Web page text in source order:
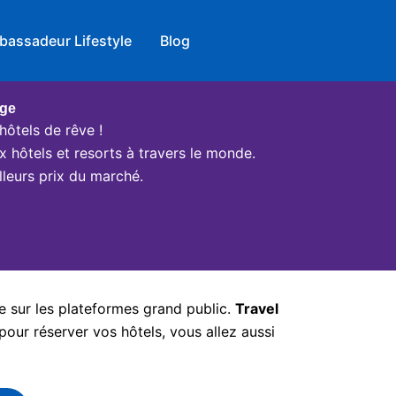
Lifestyle Blog
de rêve !
hôtels et resorts à travers le monde.
prix du marché.
sur les plateformes grand public. Travel
réserver vos hôtels, vous allez aussi